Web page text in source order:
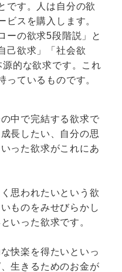
です。人は自分の欲
ビスを購入します。
ーの欲求5段階説」と
己欲求」「社会欲
的な欲求です。これ
っているものです。
中で完結する欲求で
長したい、自分の思
った欲求がこれにあ
思われたいという欲
ものをみせびらかし
いった欲求です。
快楽を得たいといっ
生きるためのお金が